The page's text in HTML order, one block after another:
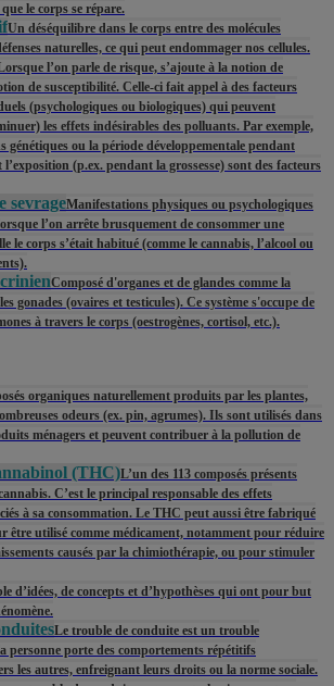
le corps se répare.
Un déséquilibre dans le corps entre des molécules
naturelles, ce qui peut endommager nos cellules.
l’on parle de risque, s’ajoute à la notion de
de susceptibilité. Celle-ci fait appel à des facteurs
(psychologiques ou biologiques) qui peuvent
les effets indésirables des polluants. Par exemple,
génétiques ou la période développementale pendant
(p.ex. pendant la grossesse) sont des facteurs
sevrageManifestations physiques ou psychologiques
l’on arrête brusquement de consommer une
le corps s’était habitué (comme le cannabis, l’alcool ou
Composé d'organes et de glandes comme la
gonades (ovaires et testicules). Ce système s'occupe de
à travers le corps (oestrogènes, cortisol, etc.).
organiques naturellement produits par les plantes,
odeurs (ex. pin, agrumes). Ils sont utilisés dans
ménagers et peuvent contribuer à la pollution de
(THC)L’un des 113 composés présents
C’est le principal responsable des effets
à sa consommation. Le THC peut aussi être fabriqué
être utilisé comme médicament, notamment pour réduire
causés par la chimiothérapie, ou pour stimuler
d’idées, de concepts et d’hypothèses qui ont pour but
Le trouble de conduite est un trouble
personne porte des comportements répétitifs
les autres, enfreignant leurs droits ou la norme sociale.